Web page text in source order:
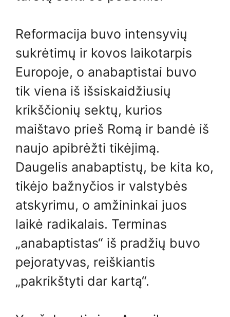
Reformacija buvo intensyvių
sukrėtimų ir kovos laikotarpis
Europoje, o anabaptistai buvo
tik viena iš išsiskaidžiusių
krikščionių sektų, kurios
maištavo prieš Romą ir bandė iš
naujo apibrėžti tikėjimą.
Daugelis anabaptistų, be kita ko,
tikėjo bažnyčios ir valstybės
atskyrimu, o amžininkai juos
laikė radikalais. Terminas
„anabaptistas“ iš pradžių buvo
pejoratyvas, reiškiantis
„pakrikštyti dar kartą“.